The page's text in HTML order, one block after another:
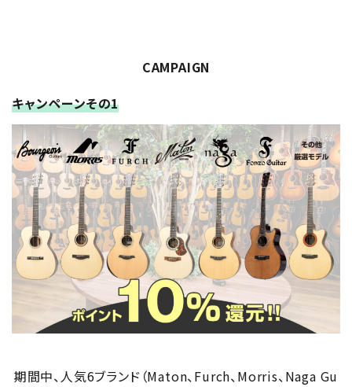
CAMPAIGN
キャンペーンその1
期間中、人気6ブランド（Maton、Furch、Morris、Naga Gu